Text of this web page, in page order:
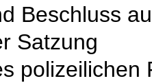
Beschluss
Satzung
polizeilichen